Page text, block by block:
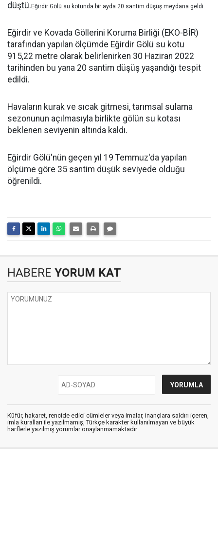
düştü. Eğirdir Gölü su kotunda bir ayda 20 santim düşüş meydana geldi.
Eğirdir ve Kovada Göllerini Koruma Birliği (EKO-BİR)
tarafından yapılan ölçümde Eğirdir Gölü su kotu
915,22 metre olarak belirlenirken 30 Haziran 2022
tarihinden bu yana 20 santim düşüş yaşandığı tespit
edildi.
Havaların kurak ve sıcak gitmesi, tarımsal sulama
sezonunun açılmasıyla birlikte gölün su kotası
beklenen seviyenin altında kaldı.
Eğirdir Gölü'nün geçen yıl 19 Temmuz'da yapılan
ölçüme göre 35 santim düşük seviyede olduğu
öğrenildi.
HABERE YORUM KAT
Küfür, hakaret, rencide edici cümleler veya imalar, inançlara saldırı içeren,
imla kuralları ile yazılmamış, Türkçe karakter kullanılmayan ve büyük
harflerle yazılmış yorumlar onaylanmamaktadır.